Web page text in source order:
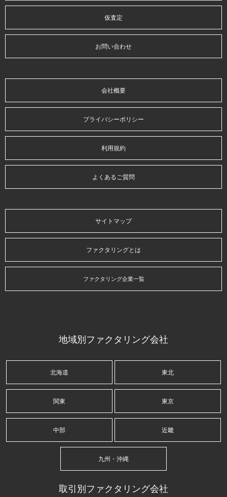
仮査定
お問い合わせ
会社概要
プライバシーポリシー
利用規約
よくあるご質問
サイトマップ
ファクタリングとは
ファクタリング企業一覧
地域別ファクタリング会社
北海道 東北
関東 東京
中部 近畿
九州・沖縄
取引別ファクタリング会社